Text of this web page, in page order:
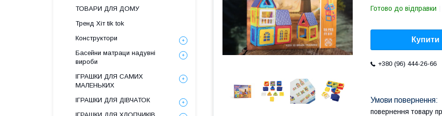
Готово до відправки
Купити
+380 (96) 444-26-66
повернення товару
ТОВАРИ ДЛЯ ДОМУ
Тренд Хіт tik tok
Конструктори
Басейни матраци надувні
вироби
ІГРАШКИ ДЛЯ САМИХ
МАЛЕНЬКИХ
ІГРАШКИ ДЛЯ ДІВЧАТОК